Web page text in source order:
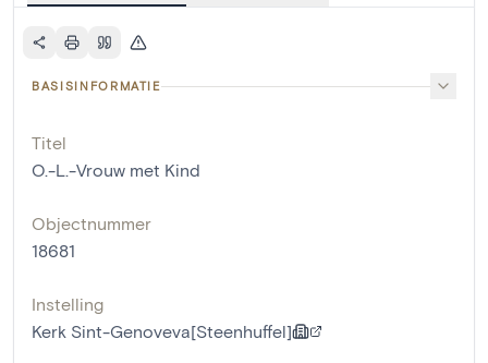
BASISINFORMATIE
Titel
O.-L.-Vrouw met Kind
Objectnummer
18681
Instelling
Kerk Sint-Genoveva[Steenhuffel]